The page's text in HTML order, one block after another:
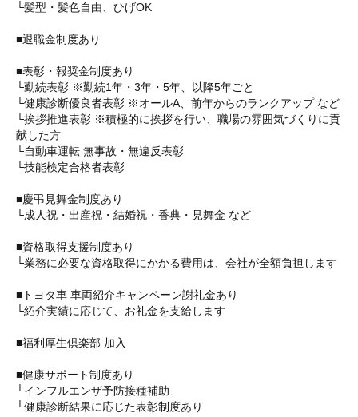
└髪型・髪色自由、ひげOK
■退職金制度あり
■表彰・報奨金制度あり
└勤続表彰 ※勤続1年・3年・5年、以降5年ごと
└健康診断優良者表彰 ※オールA、前年からのランクアップ など
└挨拶推進表彰 ※積極的に挨拶を行い、職場の雰囲気づくりに貢
献した方
└自動車運転 無事故・無違反表彰
└技能検定合格者表彰
■慶弔見舞金制度あり
└成人祝・出産祝・結婚祝・香典・見舞金 など
■資格取得支援制度あり
└業務に必要な資格取得にかかる費用は、会社が全額負担します
■トヨタ車 車両紹介キャンペーン謝礼金あり
└紹介実績に応じて、お礼金を支給します
■福利厚生倶楽部 加入
■健康サポート制度あり
└インフルエンザ予防接種補助
└健康診断結果に応じた表彰制度あり